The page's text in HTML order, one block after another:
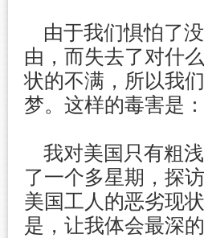
由于我们惧怕了
由，而失去了对什
状的不满，所以我
梦。这样的毒害是
我对美国只有粗
了一个多星期，探
美国工人的恶劣现
是，让我体会最深